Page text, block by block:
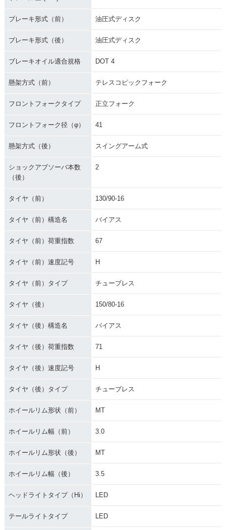
ブレーキ形式（前） 油圧式ディスク
ブレーキ形式（後） 油圧式ディスク
ブレーキオイル適合規格 DOT 4
懸架方式（前） テレスコピックフォーク
フロントフォークタイプ 正立フォーク
フロントフォーク径（φ） 41
懸架方式（後） スイングアーム式
ショックアブソーバ本数
（後）
2
タイヤ（前） 130/90-16
タイヤ（前）構造名 バイアス
タイヤ（前）荷重指数 67
タイヤ（前）速度記号 H
タイヤ（前）タイプ チューブレス
タイヤ（後） 150/80-16
タイヤ（後）構造名 バイアス
タイヤ（後）荷重指数 71
タイヤ（後）速度記号 H
タイヤ（後）タイプ チューブレス
ホイールリム形状（前） MT
ホイールリム幅（前） 3.0
ホイールリム形状（後） MT
ホイールリム幅（後） 3.5
ヘッドライトタイプ（Hi） LED
テールライトタイプ LED